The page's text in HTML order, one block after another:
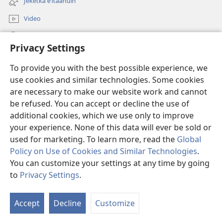
Privacy Settings
To provide you with the best possible experience, we
use cookies and similar technologies. Some cookies
are necessary to make our website work and cannot
be refused. You can accept or decline the use of
additional cookies, which we use only to improve
your experience. None of this data will ever be sold or
used for marketing. To learn more, read the Global
Policy on Use of Cookies and Similar Technologies.
You can customize your settings at any time by going
to Privacy Settings.
Accept Decline Customize
nueva
ventana)Video
(abre
nueva
ventana)
PÜTCHIPÜLEE SULUʼUKA INTERNET sutuma Watchtower
(abre
una
nuevaJW Hub ®
(abre
una
nueva
ventana)
Copyright© 2026 Watch Tower Bible and Tract Society of Pennsylvania.
CONDICIONES DE USO
CONFIGURACIÓN DE PRIVACIDAD